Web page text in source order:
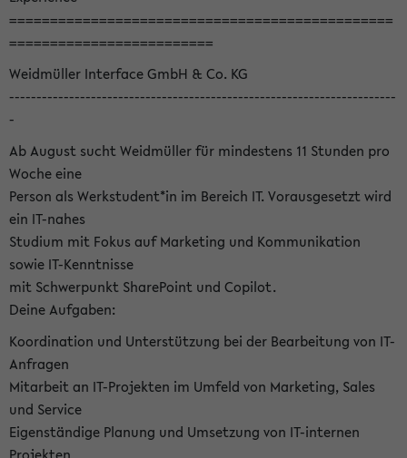
===============================================
=========================
Weidmüller Interface GmbH & Co. KG
-----------------------------------------------------------------------
-
Ab August sucht Weidmüller für mindestens 11 Stunden pro
Woche eine
Person als Werkstudent*in im Bereich IT. Vorausgesetzt wird
ein IT-nahes
Studium mit Fokus auf Marketing und Kommunikation
sowie IT-Kenntnisse
mit Schwerpunkt SharePoint und Copilot.
Deine Aufgaben:
Koordination und Unterstützung bei der Bearbeitung von IT-
Anfragen
Mitarbeit an IT-Projekten im Umfeld von Marketing, Sales
und Service
Eigenständige Planung und Umsetzung von IT-internen